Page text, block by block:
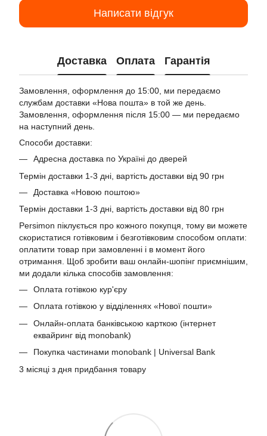
Написати відгук
Доставка Оплата Гарантія
Замовлення, оформлення до 15:00, ми передаємо
службам доставки «Нова пошта» в той же день.
Замовлення, оформлення після 15:00 — ми передаємо
на наступний день.
Способи доставки:
Адресна доставка по Україні до дверей
Термін доставки 1-3 дні, вартість доставки від 90 грн
Доставка «Новою поштою»
Термін доставки 1-3 дні, вартість доставки від 80 грн
Persimon піклується про кожного покупця, тому ви можете
скористатися готівковим і безготівковим способом оплати:
оплатити товар при замовленні і в момент його
отримання. Щоб зробити ваш онлайн-шопінг приємнішим,
ми додали кілька способів замовлення:
Оплата готівкою кур'єру
Оплата готівкою у відділеннях «Нової пошти»
Онлайн-оплата банківською карткою (інтернет
еквайринг від monobank)
Покупка частинами monobank | Universal Bank
3 місяці з дня придбання товару